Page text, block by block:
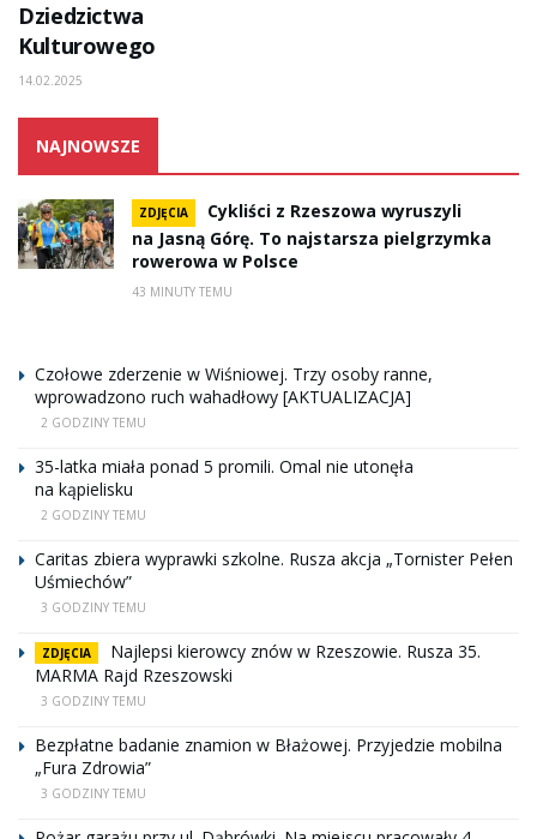
Dziedzictwa
Kulturowego
14.02.2025
NAJNOWSZE
ZDJĘCIA
Cykliści z Rzeszowa wyruszyli
na Jasną Górę. To najstarsza pielgrzymka
rowerowa w Polsce
43 MINUTY TEMU
Czołowe zderzenie w Wiśniowej. Trzy osoby ranne,
wprowadzono ruch wahadłowy [AKTUALIZACJA]
2 GODZINY TEMU
35-latka miała ponad 5 promili. Omal nie utonęła
na kąpielisku
2 GODZINY TEMU
Caritas zbiera wyprawki szkolne. Rusza akcja „Tornister Pełen
Uśmiechów”
3 GODZINY TEMU
ZDJĘCIA
Najlepsi kierowcy znów w Rzeszowie. Rusza 35.
MARMA Rajd Rzeszowski
3 GODZINY TEMU
Bezpłatne badanie znamion w Błażowej. Przyjedzie mobilna
„Fura Zdrowia”
3 GODZINY TEMU